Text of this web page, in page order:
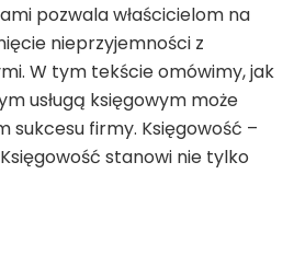
pozwala właścicielom na
nieprzyjemności z
W tym tekście omówimy, jak
usługą księgowym może
sukcesu firmy. Księgowość –
stanowi nie tylko